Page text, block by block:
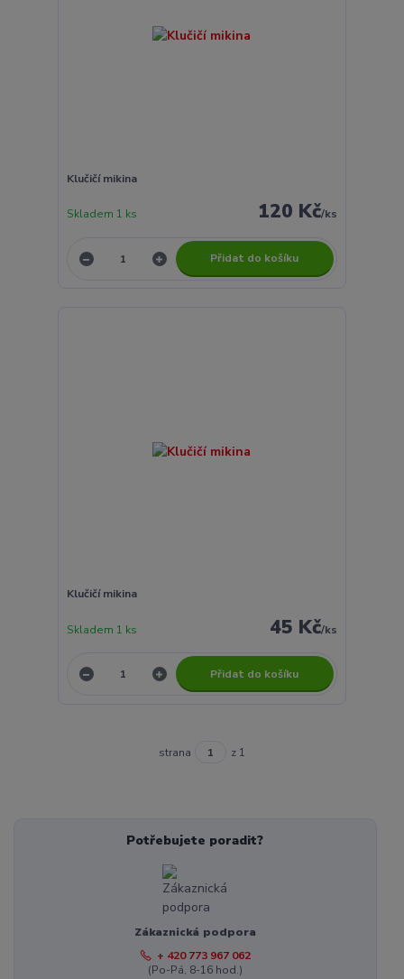
Klučičí mikina
120 Kč/ks
Skladem 1 ks
Přidat do košíku
Klučičí mikina
45 Kč/ks
Skladem 1 ks
Přidat do košíku
strana z 1
Potřebujete poradit?
Zákaznická podpora
+ 420 773 967 062
(Po-Pá, 8-16 hod.)